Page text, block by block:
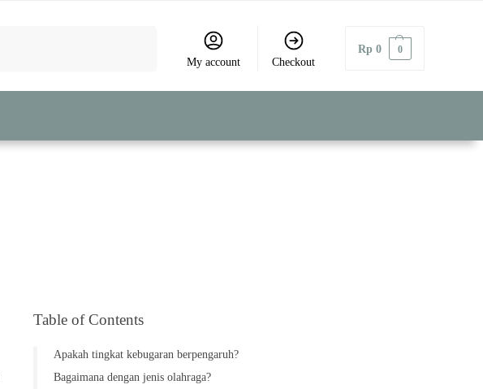
My account Checkout
Rp 0 0
Table of Contents
Apakah tingkat kebugaran berpengaruh?
Bagaimana dengan jenis olahraga?